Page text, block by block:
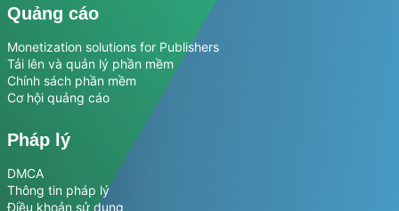
Quảng cáo
Monetization solutions for Publishers
Tải lên và quản lý phần mềm
Chính sách phần mềm
Cơ hội quảng cáo
Pháp lý
DMCA
Thông tin pháp lý
Điều khoản sử dụng